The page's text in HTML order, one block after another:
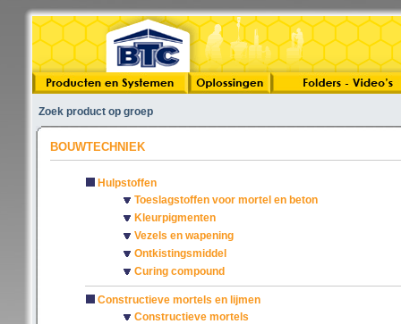
Zoek product op groep
BOUWTECHNIEK
Hulpstoffen
Toeslagstoffen voor mortel en beton
Kleurpigmenten
Vezels en wapening
Ontkistingsmiddel
Curing compound
Constructieve mortels en lijmen
Constructieve mortels